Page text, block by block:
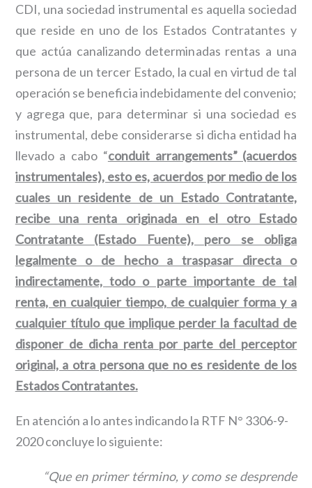
CDI, una sociedad instrumental es aquella sociedad
que reside en uno de los Estados Contratantes y
que actúa canalizando determinadas rentas a una
persona de un tercer Estado, la cual en virtud de tal
operación se beneficia indebidamente del convenio;
y agrega que, para determinar si una sociedad es
instrumental, debe considerarse si dicha entidad ha
llevado a cabo “conduit arrangements” (acuerdos
instrumentales), esto es, acuerdos por medio de los
cuales un residente de un Estado Contratante,
recibe una renta originada en el otro Estado
Contratante (Estado Fuente), pero se obliga
legalmente o de hecho a traspasar directa o
indirectamente, todo o parte importante de tal
renta, en cualquier tiempo, de cualquier forma y a
cualquier título que implique perder la facultad de
disponer de dicha renta por parte del perceptor
original, a otra persona que no es residente de los
Estados Contratantes.
En atención a lo antes indicando la RTF N° 3306-9-
2020 concluye lo siguiente:
“Que en primer término, y como se desprende